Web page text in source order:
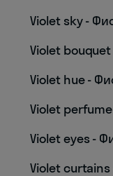
Violet sky -
Violet
Violet hue -
Violet
Violet eyes -
Violet